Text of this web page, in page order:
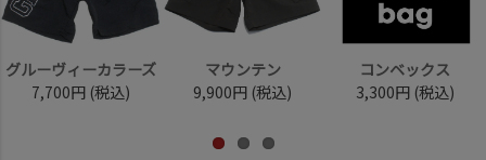
グルーヴィーカラーズ
7,700円 (税込)
マウンテン
9,900円 (税込)
コンベックス
3,300円 (税込)